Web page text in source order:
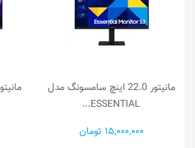
مانیتور 22.0 اینچ سامسونگ مدل
ESSENTIAL...
15,000,000 تومان